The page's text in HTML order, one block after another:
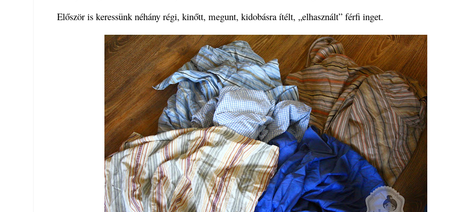
Először is keressünk néhány régi, kinőtt, megunt, kidobásra ítélt, „elhasznált” férfi inget.